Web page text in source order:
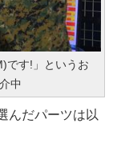
です!」というお
中
んだパーツは以